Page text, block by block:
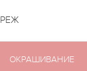
РЕЖ
ОКРАШИВАНИЕ